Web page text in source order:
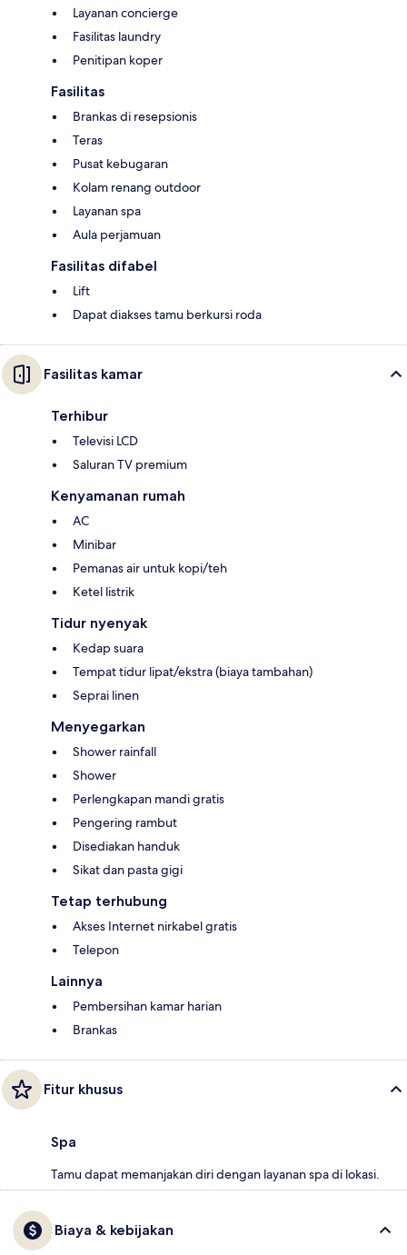
Layanan concierge
Fasilitas laundry
Penitipan koper
Fasilitas
Brankas di resepsionis
Teras
Pusat kebugaran
Kolam renang outdoor
Layanan spa
Aula perjamuan
Fasilitas difabel
Lift
Dapat diakses tamu berkursi roda
Fasilitas kamar
Terhibur
Televisi LCD
Saluran TV premium
Kenyamanan rumah
AC
Minibar
Pemanas air untuk kopi/teh
Ketel listrik
Tidur nyenyak
Kedap suara
Tempat tidur lipat/ekstra (biaya tambahan)
Seprai linen
Menyegarkan
Shower rainfall
Shower
Perlengkapan mandi gratis
Pengering rambut
Disediakan handuk
Sikat dan pasta gigi
Tetap terhubung
Akses Internet nirkabel gratis
Telepon
Lainnya
Pembersihan kamar harian
Brankas
Fitur khusus
Spa
Tamu dapat memanjakan diri dengan layanan spa di lokasi.
Biaya & kebijakan